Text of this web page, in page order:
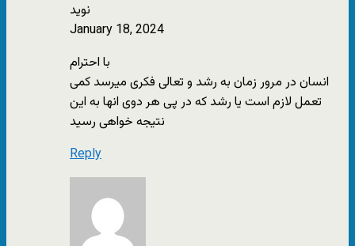
نوید
January 18, 2024
با احترام
انسان در مرور زمان به رشد و تعالی فکری میرسد کمی
تعمل لازم است یا رشد که در پی هر دوی انها به این
نتیجه خواهی رسید
Reply